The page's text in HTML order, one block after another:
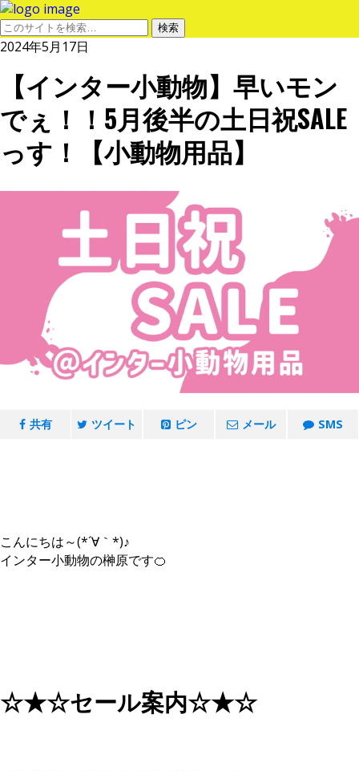
2024年5月17日
【インター小動物】早いモン
でぇ！！5月後半の土日祝SALE
っす！【小動物用品】
共有 ツイート ピン メール SMS
こんにちは～(*´∀｀*)♪
インター小動物の榊原です🍊
☆★☆セール案内☆★☆